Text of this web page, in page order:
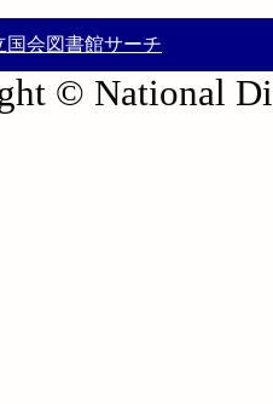
国会図書館サーチ
© National